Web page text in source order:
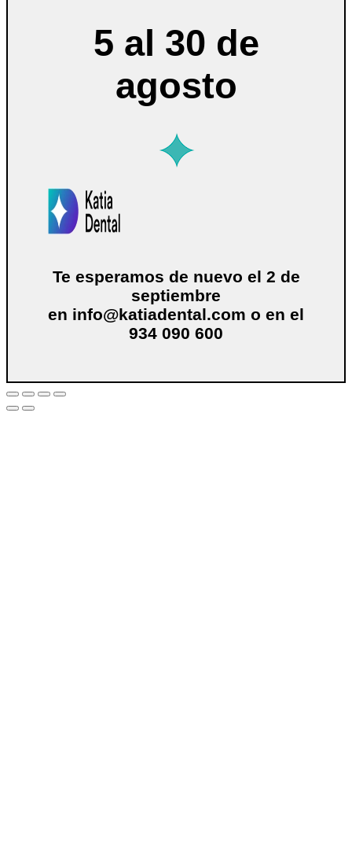
5 al 30 de
agosto
Te esperamos de nuevo el 2 de
septiembre
en info@katiadental.com o en el
934 090 600